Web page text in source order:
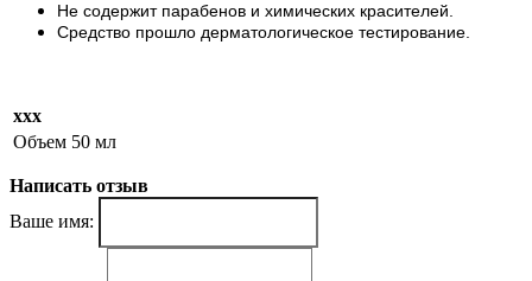
Не содержит парабенов и химических красителей.
Средство прошло дерматологическое тестирование.
ххх
Объем 50 мл
Написать отзыв
Ваше имя: